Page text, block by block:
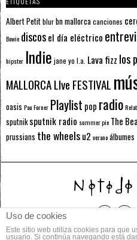
Albert Petitblurbn mallorcacanciones
Bowie discosel día eléctrico
hipster Indie jane yo l.a. Lava fizz los
MALLORCA LIve FESTIVAL
oasis Pau Forner Playlist pop radio
sputnik sputnik radio summer pie The
prussians the wheelsu2 veranoálbumes
© 2014 Todos los
Uso de cookies
Este sitio web utiliza cookies para que
usuario. Si continúa navegando está